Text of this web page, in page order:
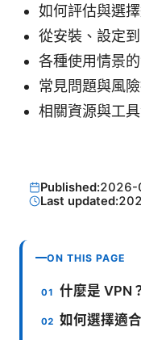
如何評估與選
從安裝、設定
各種使用情景
常見問題與風
相關資源與工
Published:2026-
Last updated:
ON THIS PAGE
什麼是 VPN
如何選擇適